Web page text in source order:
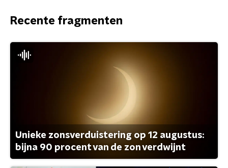
Recente fragmenten
Unieke zonsverduistering op 12 augustus:
bijna 90 procent van de zon verdwijnt